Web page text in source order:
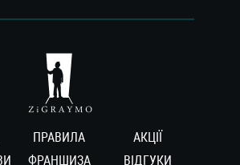
ПРАВИЛА
АКЦІЇ
ФРАНШИЗА
ВIДГУКИ